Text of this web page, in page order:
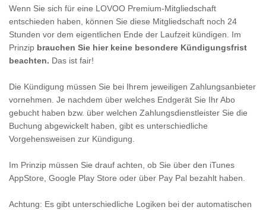
Wenn Sie sich für eine LOVOO Premium-Mitgliedschaft
entschieden haben, können Sie diese Mitgliedschaft noch 24
Stunden vor dem eigentlichen Ende der Laufzeit kündigen. Im
Prinzip brauchen Sie hier keine besondere Kündigungsfrist
beachten. Das ist fair!
Die Kündigung müssen Sie bei Ihrem jeweiligen Zahlungsanbieter
vornehmen. Je nachdem über welches Endgerät Sie Ihr Abo
gebucht haben bzw. über welchen Zahlungsdienstleister Sie die
Buchung abgewickelt haben, gibt es unterschiedliche
Vorgehensweisen zur Kündigung.
Im Prinzip müssen Sie drauf achten, ob Sie über den iTunes
AppStore, Google Play Store oder über Pay Pal bezahlt haben.
Achtung: Es gibt unterschiedliche Logiken bei der automatischen